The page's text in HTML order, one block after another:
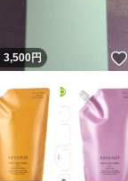
3,500円